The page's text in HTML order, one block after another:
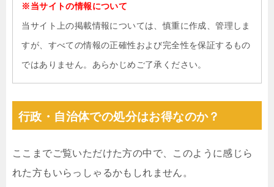
※当サイトの情報について
当サイト上の掲載情報については、慎重に作成、管理しま
すが、すべての情報の正確性および完全性を保証するもの
ではありません。あらかじめご了承ください。
行政・自治体での処分はお得なのか？
ここまでご覧いただけた方の中で、このように感じら
れた方もいらっしゃるかもしれません。